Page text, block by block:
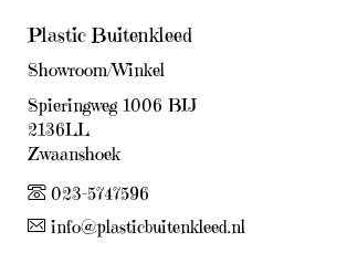
Plastic Buitenkleed
Showroom/Winkel
Spieringweg 1006 BIJ
2136LL
Zwaanshoek
023-5747596
info@plasticbuitenkleed.nl